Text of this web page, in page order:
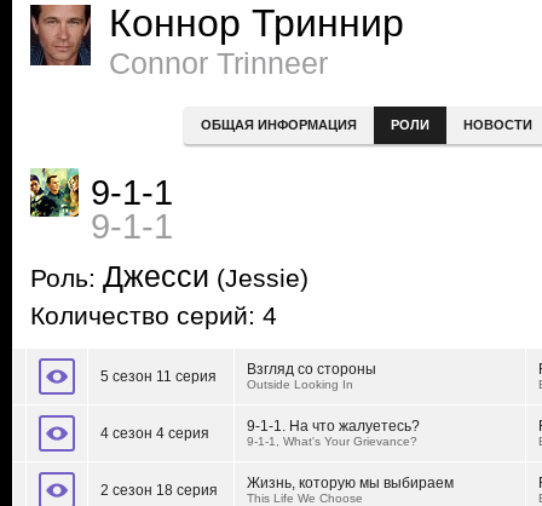
Коннор Триннир
Connor Trinneer
ОБЩАЯ ИНФОРМАЦИЯ РОЛИ НОВОСТИ
9-1-1
9-1-1
Роль: Джесси (Jessie)
Количество серий: 4
5 сезон 11 серия Взгляд со стороны
Outside Looking In
4 сезон 4 серия 9-1-1. На что жалуетесь?
9-1-1, What's Your Grievance?
2 сезон 18 серия Жизнь, которую мы выбираем
This Life We Choose